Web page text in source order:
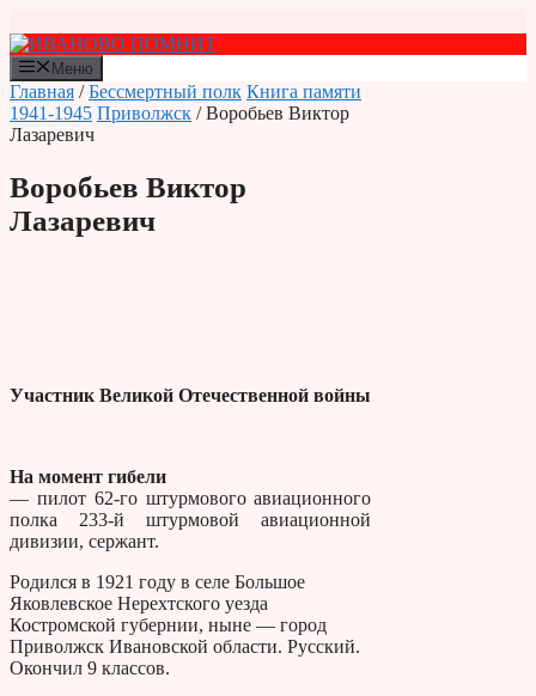
к
содержимому
Меню
Главная /Бессмертный полк Книга памяти
1941-1945 Приволжск / Воробьев Виктор
Лазаревич
Воробьев Виктор
Лазаревич
Участник Великой Отечественной войны
На момент гибели
— пилот 62-го штурмового авиационного
полка 233-й штурмовой авиационной
дивизии, сержант.
Родился в 1921 году в селе Большое
Яковлевское Нерехтского уезда
Костромской губернии, ныне — город
Приволжск Ивановской области. Русский.
Окончил 9 классов.